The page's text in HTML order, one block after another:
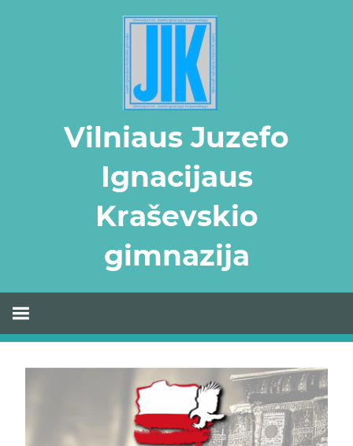
Vilniaus Juzefo
Ignacijaus
Kraševskio
gimnazija